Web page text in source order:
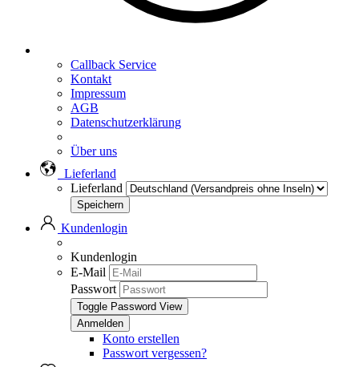
Callback Service
Kontakt
Impressum
AGB
Datenschutzerklärung
Über uns
Lieferland
Lieferland
Kundenlogin
Kundenlogin
E-Mail
Passwort
Toggle Password View
Konto erstellen
Passwort vergessen?